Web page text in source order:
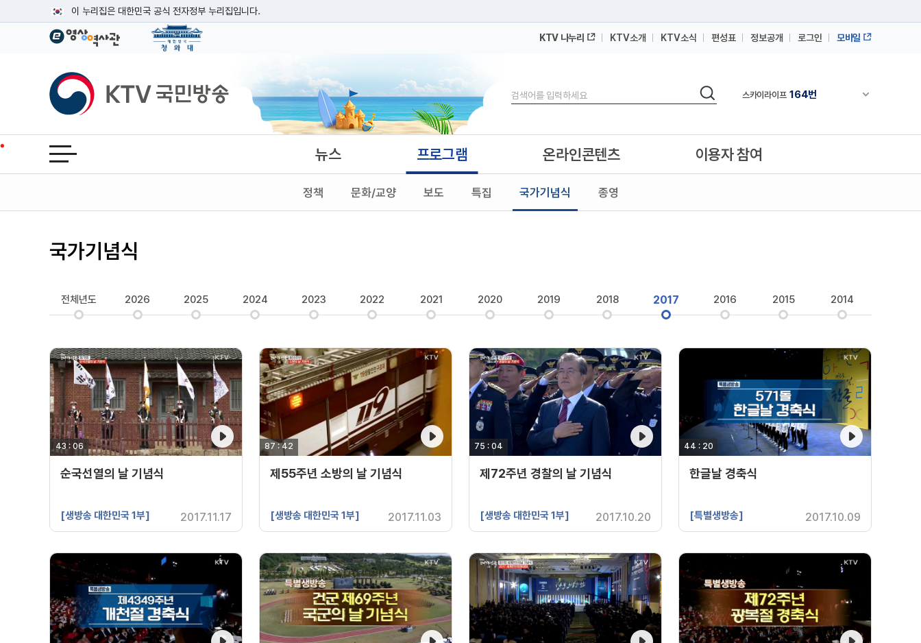
이 누리집은 대한민국 공식 전자정부 누리집입니다.
공식 누리집 주소 확인하기
이밖에 or.kr 또는 .kr등 다른 도메인 주소를 사용하고 있다면 아래 URL에서 도메인 주소를 확인해 보세요
운영중인 공식 누리집보기
KTV 나누리 KTV소개 KTV소식 편성표 정보공개 로그인 모바일
KTV국민방송
검색
검색 채널안내 펼쳐
전체메뉴 열기 뉴스 프로그램
정책 문화/교양 보도 특집 국가기념식 종영
온라인콘텐츠 이용자 참여
국가기념식
전체년도 2026 2025 2024 2023 2022 2021 2020 2019 2018 2017 2016 2015 2014
영상 재생시간
43 : 06
순국선열의 날 기념식
[생방송 대한민국 1부] 2017.11.17
영상 재생시간
87 : 42
제55주년 소방의 날 기념식
[생방송 대한민국 1부] 2017.11.03
영상 재생시간
75 : 04
제72주년 경찰의 날 기념식
[생방송 대한민국 1부] 2017.10.20
영상 재생시간
44 : 20
한글날 경축식
[특별생방송] 2017.10.09